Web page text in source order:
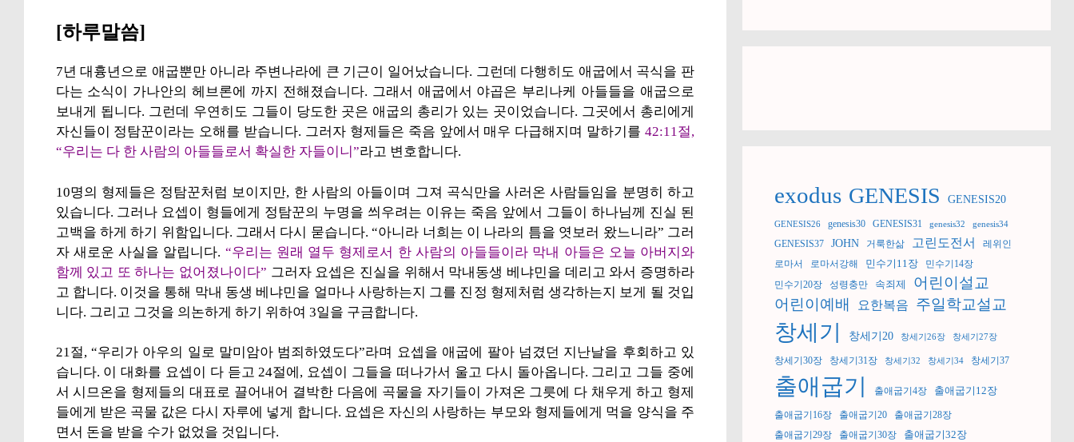
[하루말씀]
7년 대흉년으로 애굽뿐만 아니라 주변나라에 큰 기근이 일어났습니다. 그런데 다행히도 애굽에서 곡식을 판
다는 소식이 가나안의 헤브론에 까지 전해졌습니다. 그래서 애굽에서 야곱은 부리나케 아들들을 애굽으로
보내게 됩니다. 그런데 우연히도 그들이 당도한 곳은 애굽의 총리가 있는 곳이었습니다. 그곳에서 총리에게
자신들이 정탐꾼이라는 오해를 받습니다. 그러자 형제들은 죽음 앞에서 매우 다급해지며 말하기를 42:11절,
“우리는 다 한 사람의 아들들로서 확실한 자들이니”라고 변호합니다.
10명의 형제들은 정탐꾼처럼 보이지만, 한 사람의 아들이며 그져 곡식만을 사러온 사람들임을 분명히 하고
있습니다. 그러나 요셉이 형들에게 정탐꾼의 누명을 씌우려는 이유는 죽음 앞에서 그들이 하나님께 진실 된
고백을 하게 하기 위함입니다. 그래서 다시 묻습니다. “아니라 너희는 이 나라의 틈을 엿보러 왔느니라” 그러
자 새로운 사실을 알립니다. “우리는 원래 열두 형제로서 한 사람의 아들들이라 막내 아들은 오늘 아버지와
함께 있고 또 하나는 없어졌나이다” 그러자 요셉은 진실을 위해서 막내동생 베냐민을 데리고 와서 증명하라
고 합니다. 이것을 통해 막내 동생 베냐민을 얼마나 사랑하는지 그를 진정 형제처럼 생각하는지 보게 될 것입
니다. 그리고 그것을 의논하게 하기 위하여 3일을 구금합니다.
21절, “우리가 아우의 일로 말미암아 범죄하였도다”라며 요셉을 애굽에 팔아 넘겼던 지난날을 후회하고 있
습니다. 이 대화를 요셉이 다 듣고 24절에, 요셉이 그들을 떠나가서 울고 다시 돌아옵니다. 그리고 그들 중에
서 시므온을 형제들의 대표로 끌어내어 결박한 다음에 곡물을 자기들이 가져온 그릇에 다 채우게 하고 형제
들에게 받은 곡물 값은 다시 자루에 넣게 합니다. 요셉은 자신의 사랑하는 부모와 형제들에게 먹을 양식을 주
면서 돈을 받을 수가 없었을 것입니다.
exodus GENESIS GENESIS20
GENESIS26 genesis30 GENESIS31 genesis32 genesis34
GENESIS37 JOHN 거룩한삶 고린도전서
레위인
로마서
로마서강해 민수기11장
민수기14장
민수기20장
성령충만 속죄제
어린이설교
어린이예배
요한복음 주일학교설교
창세기 창세기20 창세기26장 창세기27장
창세기30장 창세기31장 창세기32 창세기34 창세기37
출애굽기 출애굽기4장 출애굽기12장
출애굽기16장 출애굽기20
출애굽기28장
출애굽기29장
출애굽기30장 출애굽기32장